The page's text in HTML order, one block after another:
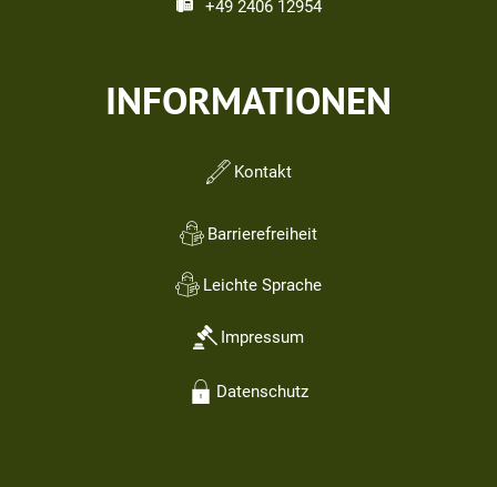
+49 2406 12954
INFORMATIONEN
Kontakt
Barrierefreiheit
Leichte Sprache
Impressum
Datenschutz